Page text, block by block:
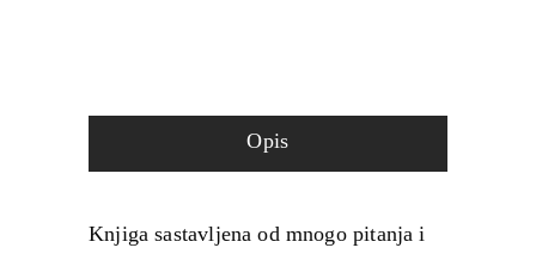
Opis
Knjiga sastavljena od mnogo pitanja i